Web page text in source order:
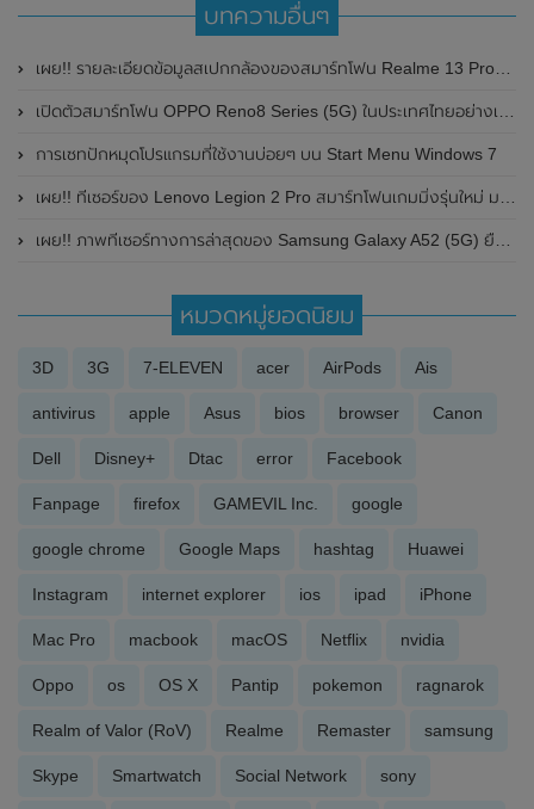
บทความอื่นๆ
เผย!! รายละเอียดข้อมูลสเปกกล้องของสมาร์ทโฟน Realme 13 Pro+ มาพร้อมกล้องเลนส์ Periscope
เปิดตัวสมาร์ทโฟน OPPO Reno8 Series (5G) ในประเทศไทยอย่างเป็นทางการ ในราคาเริ่มต้นเพียง 12,990 บาท
การเซทปักหมุดโปรแกรมที่ใช้งานบ่อยๆ บน Start Menu Windows 7
เผย!! ทีเซอร์ของ Lenovo Legion 2 Pro สมาร์ทโฟนเกมมิ่งรุ่นใหม่ มาพร้อมชิปเซ็ต Snapdragon 888 และระบบระบายความร้อนแบบคู่
เผย!! ภาพทีเซอร์ทางการล่าสุดของ Samsung Galaxy A52 (5G) ยืนยันว่าสมาร์ทโฟนรุ่นนี้สามารถกันน้ำได้
หมวดหมู่ยอดนิยม
3D 3G 7-ELEVEN acer AirPods Ais
antivirus apple Asus bios browser Canon
Dell Disney+ Dtac error Facebook
Fanpage firefox GAMEVIL Inc. google
google chrome Google Maps hashtag Huawei
Instagram internet explorer ios ipad iPhone
Mac Pro macbook macOS Netflix nvidia
Oppo os OS X Pantip pokemon ragnarok
Realm of Valor (RoV) Realme Remaster samsung
Skype Smartwatch Social Network sony